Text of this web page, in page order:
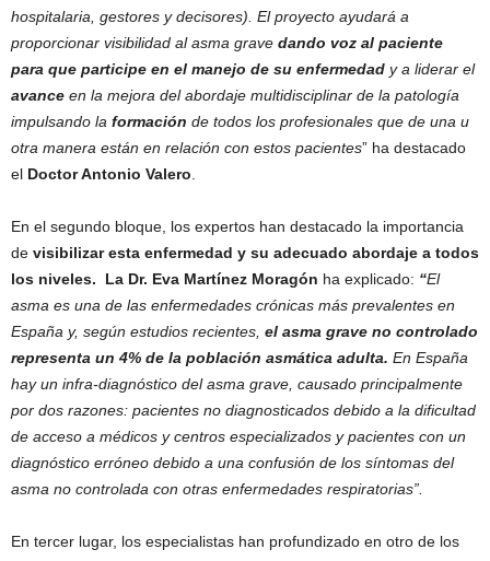
hospitalaria, gestores y decisores). El proyecto ayudará a
proporcionar visibilidad al asma grave dando voz al paciente
para que participe en el manejo de su enfermedad y a liderar el
avance en la mejora del abordaje multidisciplinar de la patología
impulsando la formación de todos los profesionales que de una u
otra manera están en relación con estos pacientes” ha destacado
el Doctor Antonio Valero
En el segundo bloque, los expertos han destacado la importancia
de visibilizar esta enfermedad y su adecuado abordaje a todos
los niveles. La Dr. Eva Martínez Moragón ha explicado: “El
asma es una de las enfermedades crónicas más prevalentes en
España y, según estudios recientes, el asma grave no controlado
representa un 4% de la población asmática adulta. En España
hay un infra-diagnóstico del asma grave, causado principalmente
por dos razones: pacientes no diagnosticados debido a la dificultad
de acceso a médicos y centros especializados y pacientes con un
diagnóstico erróneo debido a una confusión de los síntomas del
asma no controlada con otras enfermedades respiratorias”.
En tercer lugar, los especialistas han profundizado en otro de los